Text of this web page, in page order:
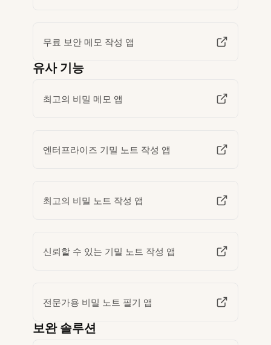
무료 보안 메모 작성 앱
유사 기능
최고의 비밀 메모 앱
엔터프라이즈 기밀 노트 작성 앱
최고의 비밀 노트 작성 앱
신뢰할 수 있는 기밀 노트 작성 앱
전문가용 비밀 노트 필기 앱
보완 솔루션